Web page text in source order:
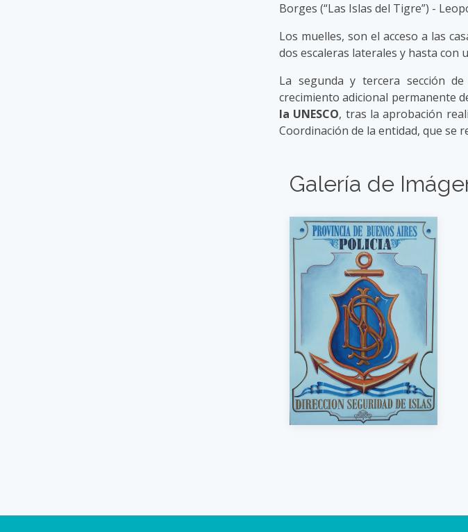
Borges (“Las Islas del Tigre”) -
Los muelles, son el acceso a las
dos escaleras laterales y hasta con
La segunda y tercera sección
crecimiento adicional permanente
la UNESCO, tras la aprobación
Coordinación de la entidad, que se
Galería de